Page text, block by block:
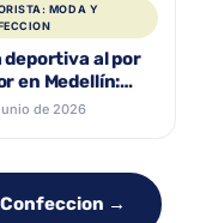
MODA Y
deportiva al por
en Medellín:
comprar
de 2026
Confeccion →